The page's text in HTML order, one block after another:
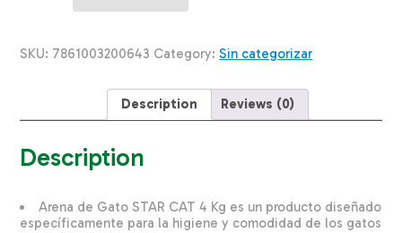
ORLY
SKU: 7861003200643 Category:Sin categorizar
Description Reviews (0)
Description
Arena de Gato STAR CAT 4 Kg es un producto diseñado
específicamente para la higiene y comodidad de los gatos